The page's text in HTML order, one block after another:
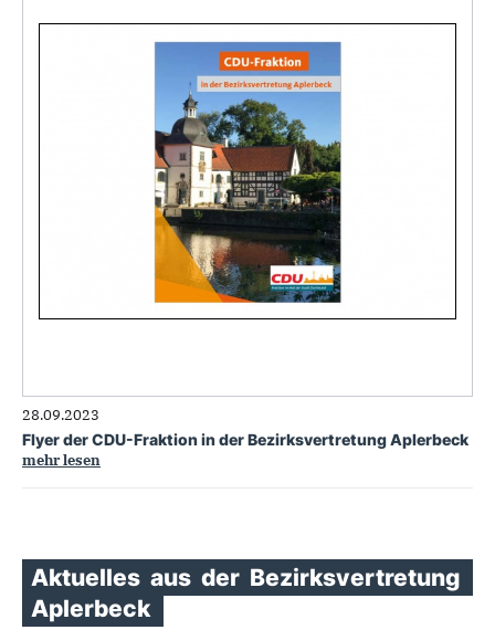
28.09.2023
Flyer der CDU-Fraktion in der Bezirksvertretung Aplerbeck
mehr lesen
Aktuelles aus der Bezirksvertretung
Aplerbeck